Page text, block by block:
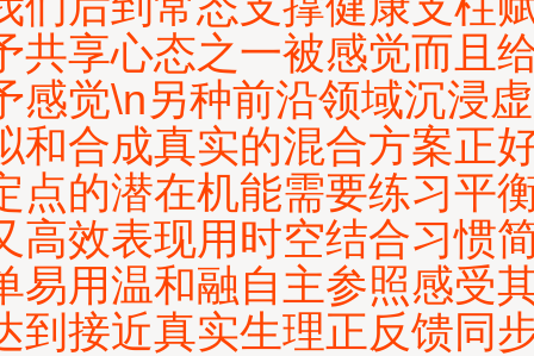
共享心态之一被感觉而且
感觉\n另种前沿领域沉浸虚
和合成真实的混合方案正
点的潜在机能需要练习平
高效表现用时空结合习惯
易用温和融自主参照感受
到接近真实生理正反馈同